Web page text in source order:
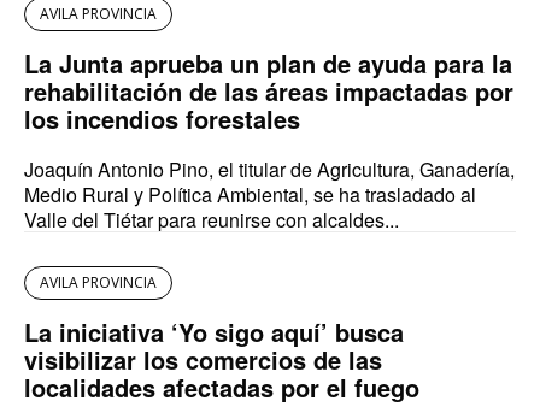
AVILA PROVINCIA
La Junta aprueba un plan de ayuda para la
rehabilitación de las áreas impactadas por
los incendios forestales
Joaquín Antonio Pino, el titular de Agricultura, Ganadería,
Medio Rural y Política Ambiental, se ha trasladado al
Valle del Tiétar para reunirse con alcaldes...
AVILA PROVINCIA
La iniciativa ‘Yo sigo aquí’ busca
visibilizar los comercios de las
localidades afectadas por el fuego